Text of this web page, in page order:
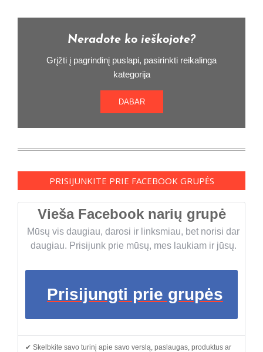
Neradote ko ieškojote?
Grįžti į pagrindinį puslapi, pasirinkti reikalinga
kategorija
DABAR
PRISIJUNKITE PRIE FACEBOOK GRUPĖS
Vieša Facebook narių grupė
Mūsų vis daugiau, darosi ir linksmiau, bet norisi dar
daugiau. Prisijunk prie mūsų, mes laukiam ir jūsų.
Prisijungti prie grupės
✔ Skelbkite savo turinį apie savo verslą, paslaugas, produktus ar